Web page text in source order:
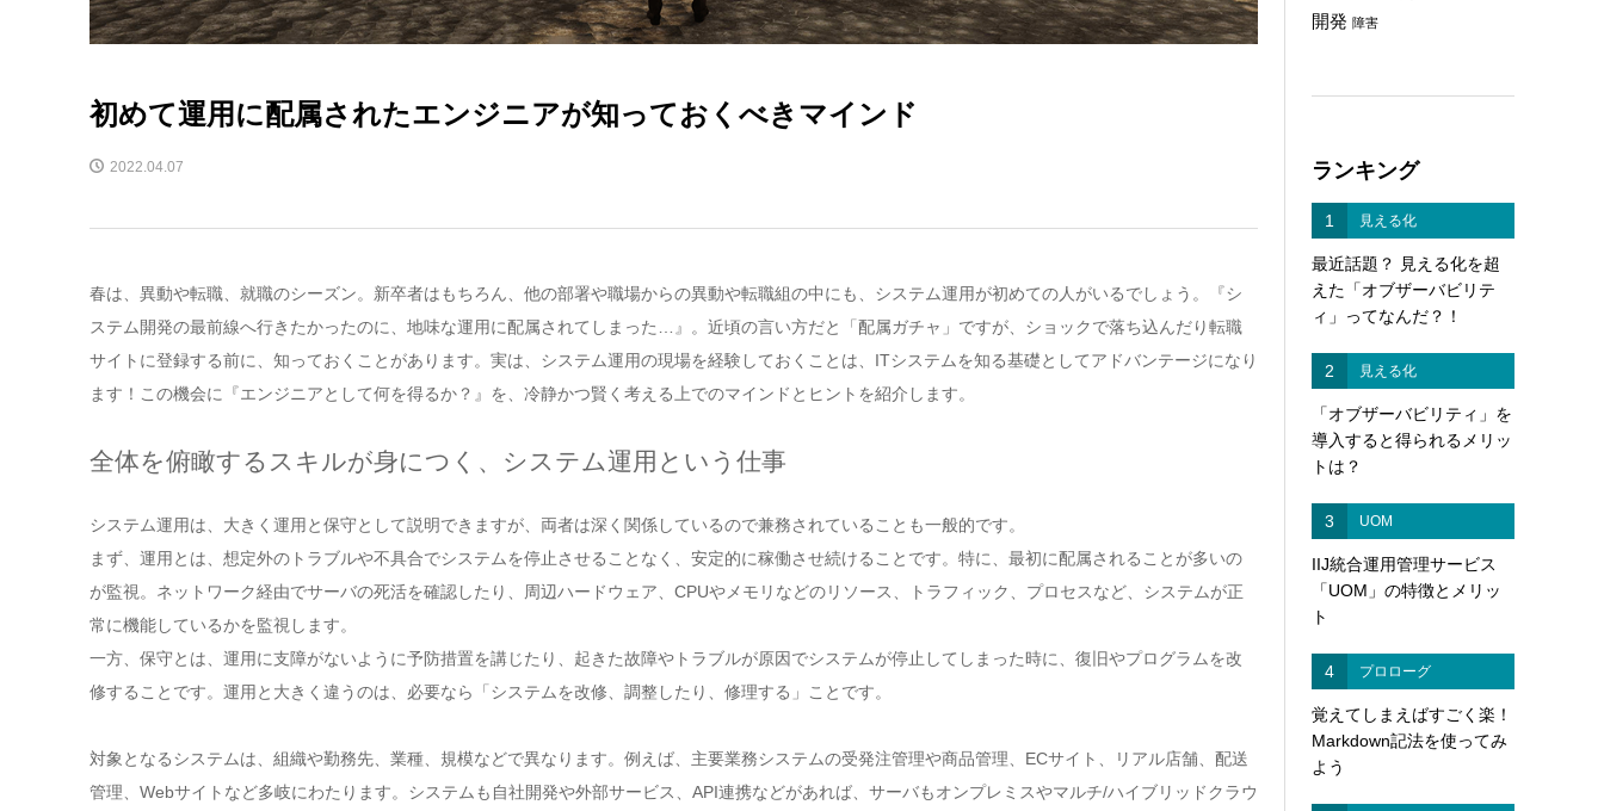
初めて運用に配属されたエンジニアが知っておくべきマインド
2022.04.07
春は、異動や転職、就職のシーズン。新卒者はもちろん、他の部署や職場からの異動や転職組の中にも、システム運用が初めての人がいるでしょう。『シ
ステム開発の最前線へ行きたかったのに、地味な運用に配属されてしまった…』。近頃の言い方だと「配属ガチャ」ですが、ショックで落ち込んだり転職
サイトに登録する前に、知っておくことがあります。実は、システム運用の現場を経験しておくことは、ITシステムを知る基礎としてアドバンテージになり
ます！この機会に『エンジニアとして何を得るか？』を、冷静かつ賢く考える上でのマインドとヒントを紹介します。
全体を俯瞰するスキルが身につく、システム運用という仕事
システム運用は、大きく運用と保守として説明できますが、両者は深く関係しているので兼務されていることも一般的です。
まず、運用とは、想定外のトラブルや不具合でシステムを停止させることなく、安定的に稼働させ続けることです。特に、最初に配属されることが多いの
が監視。ネットワーク経由でサーバの死活を確認したり、周辺ハードウェア、CPUやメモリなどのリソース、トラフィック、プロセスなど、システムが正
常に機能しているかを監視します。
一方、保守とは、運用に支障がないように予防措置を講じたり、起きた故障やトラブルが原因でシステムが停止してしまった時に、復旧やプログラムを改
修することです。運用と大きく違うのは、必要なら「システムを改修、調整したり、修理する」ことです。
対象となるシステムは、組織や勤務先、業種、規模などで異なります。例えば、主要業務システムの受発注管理や商品管理、ECサイト、リアル店舗、配送
管理、Webサイトなど多岐にわたります。システムも自社開発や外部サービス、API連携などがあれば、サーバもオンプレミスやマルチ/ハイブリッドクラウ
開発 障害
ランキング
1 見える化
最近話題？ 見える化を超
えた「オブザーバビリテ
ィ」ってなんだ？！
2 見える化
「オブザーバビリティ」を
導入すると得られるメリッ
トは？
3 UOM
IIJ統合運用管理サービス
「UOM」の特徴とメリッ
ト
4 プロローグ
覚えてしまえばすごく楽！
Markdown記法を使ってみ
よう